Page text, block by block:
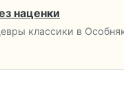
наценки
классики в